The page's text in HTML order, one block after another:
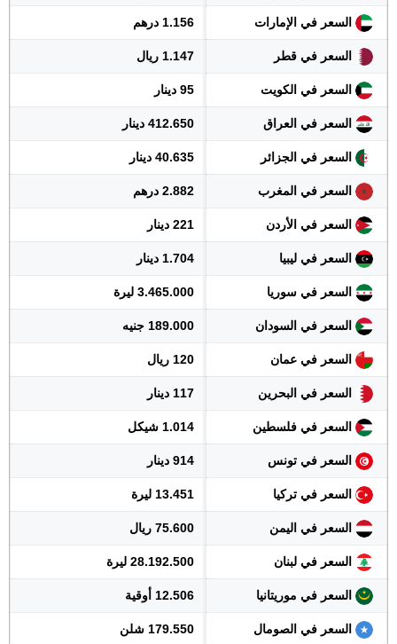
السعر في الإمارات 1.156 درهم
السعر في قطر 1.147 ريال
السعر في الكويت 95 دينار
السعر في العراق 412.650 دينار
السعر في الجزائر 40.635 دينار
السعر في المغرب 2.882 درهم
السعر في الأردن 221 دينار
السعر في ليبيا 1.704 دينار
السعر في سوريا 3.465.000 ليرة
السعر في السودان 189.000 جنيه
السعر في عمان 120 ريال
السعر في البحرين 117 دينار
السعر في فلسطين 1.014 شيكل
السعر في تونس 914 دينار
السعر في تركيا 13.451 ليرة
السعر في اليمن 75.600 ريال
السعر في لبنان 28.192.500 ليرة
السعر في موريتانيا 12.506 أوقية
السعر في الصومال 179.550 شلن